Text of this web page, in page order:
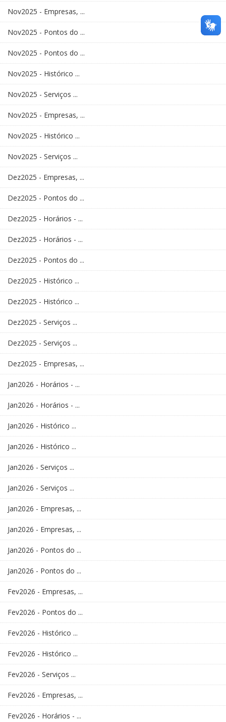
Nov2025 - Empresas, ...
Nov2025 - Pontos do ...
Nov2025 - Pontos do ...
Nov2025 - Histórico ...
Nov2025 - Serviços ...
Nov2025 - Empresas, ...
Nov2025 - Histórico ...
Nov2025 - Serviços ...
Dez2025 - Empresas, ...
Dez2025 - Pontos do ...
Dez2025 - Horários - ...
Dez2025 - Horários - ...
Dez2025 - Pontos do ...
Dez2025 - Histórico ...
Dez2025 - Histórico ...
Dez2025 - Serviços ...
Dez2025 - Serviços ...
Dez2025 - Empresas, ...
Jan2026 - Horários - ...
Jan2026 - Horários - ...
Jan2026 - Histórico ...
Jan2026 - Histórico ...
Jan2026 - Serviços ...
Jan2026 - Serviços ...
Jan2026 - Empresas, ...
Jan2026 - Empresas, ...
Jan2026 - Pontos do ...
Jan2026 - Pontos do ...
Fev2026 - Empresas, ...
Fev2026 - Pontos do ...
Fev2026 - Histórico ...
Fev2026 - Histórico ...
Fev2026 - Serviços ...
Fev2026 - Empresas, ...
Fev2026 - Horários - ...